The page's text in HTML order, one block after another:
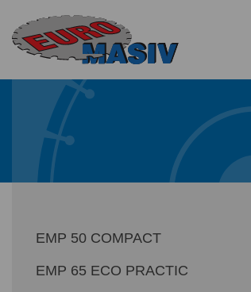
EMP 50 COMPACT
EMP 65 ECO PRACTIC